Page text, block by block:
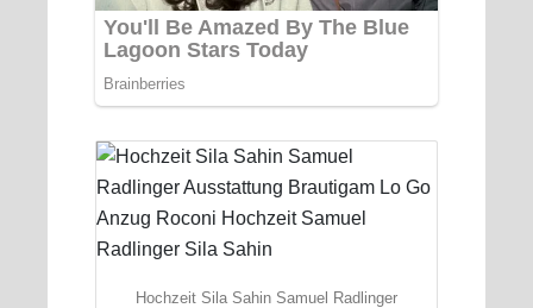
Hochzeit Sila Sahin Samuel Radlinger